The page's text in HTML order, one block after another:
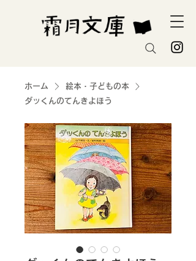
ホーム
絵本・子どもの本
ダッくんのてんきよほう